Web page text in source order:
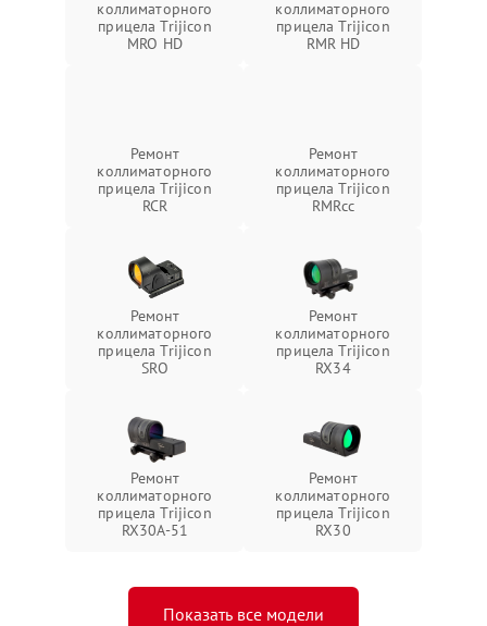
коллиматорного
прицела Trijicon
MRO HD
коллиматорного
прицела Trijicon
RMR HD
Ремонт
коллиматорного
прицела Trijicon
RCR
Ремонт
коллиматорного
прицела Trijicon
RMRcc
Ремонт
коллиматорного
прицела Trijicon
SRO
Ремонт
коллиматорного
прицела Trijicon
RX34
Ремонт
коллиматорного
прицела Trijicon
RX30A-51
Ремонт
коллиматорного
прицела Trijicon
RX30
Показать все модели